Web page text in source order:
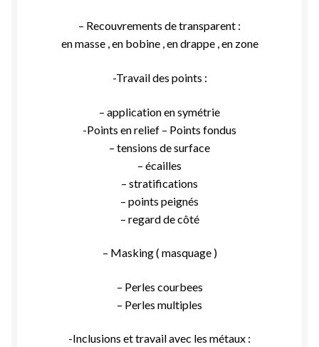
– Recouvrements de transparent :
en masse , en bobine , en drappe , en zone
-Travail des points :
– application en symétrie
-Points en relief – Points fondus
– tensions de surface
– écailles
– stratifications
– points peignés
– regard de côté
– Masking ( masquage )
– Perles courbees
– Perles multiples
-Inclusions et travail avec les métaux :